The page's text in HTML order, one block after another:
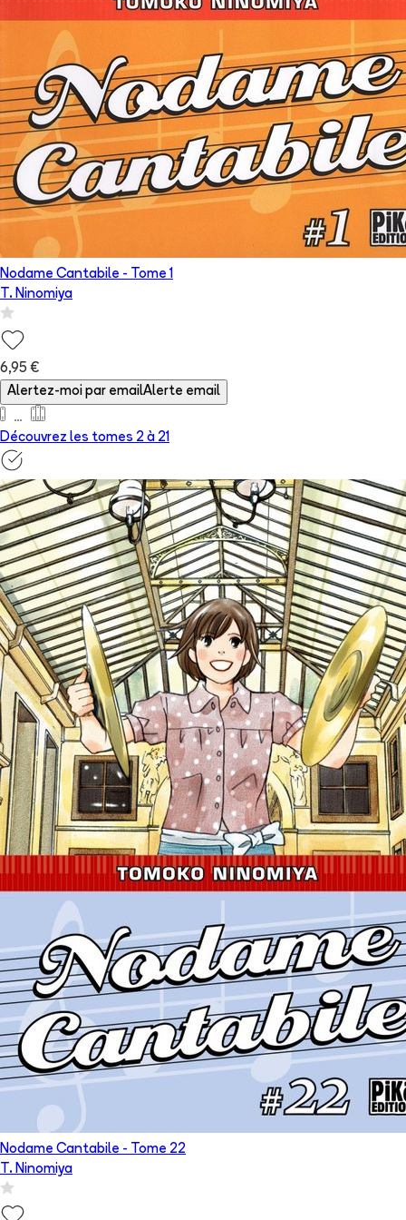
Nodame Cantabile - Tome 1
T. Ninomiya
6,95 €
Alertez-moi par emailAlerte email
Découvrez les tomes 2 à 21
Nodame Cantabile - Tome 22
T. Ninomiya